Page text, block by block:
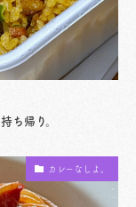
ち帰り。
カレーなしよ。